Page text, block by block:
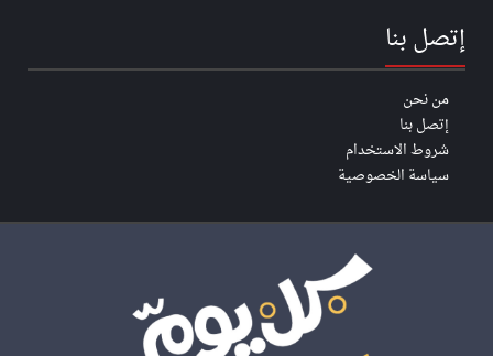
إتصل بنا
من نحن
إتصل بنا
شروط الاستخدام
سياسة الخصوصية